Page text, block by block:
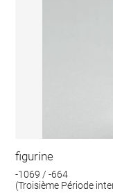
figurine
-1069 / -664
(Troisième Période